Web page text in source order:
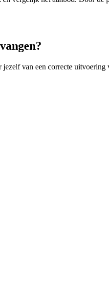
jezelf van een correcte